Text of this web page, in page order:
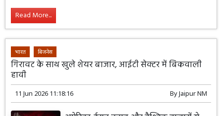
Read More...
भारत बिजनेस
गिरावट के साथ खुले शेयर बाजार, आईटी सेक्टर में बिकवाली
हावी
11 Jun 2026 11:18:16 ByJaipur NM